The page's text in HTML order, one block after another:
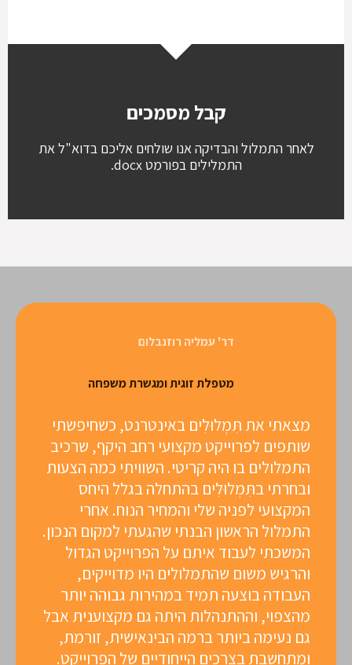
קבל מסמכים
לאחר התמלול והבדיקה אנו שולחים אליכם בדוא"ל את
התמלילים בפורמט docx.
דר' עמליה רוזנבלום
מטפלת זוגית ומגשרת משפחה
מצאתי את תִּמְלוּלִים באינטרנט, כשחיפשתי
שותפים לפרוייקט מקצועי רחב היקף, שרכיב
התמלולים בו היה קריטי. השוויתי כמה הצעות
ובחרתי בתִּמְלוּלִים בהתחלה בגלל היחס
המקצועי לפניה שלי והמחיר הנוח. אחרי
התמלול הראשון הבנתי שהגעתי למקום הנכון.
המשכתי לעבוד איתם על הפרוייקט הגדול
והרגיש משום שהתמלולים היו מדוייקים,
העבודה בוצעה תמיד במהירות גבוהה יותר
מהצפוי, וההתנהלות היתה גם מקצוענית אבל
גם נעימה ביותר ברמה הבינאישית, זורמת,
ומתחשבת בצרכים הייחודיים של הפרוייקט.